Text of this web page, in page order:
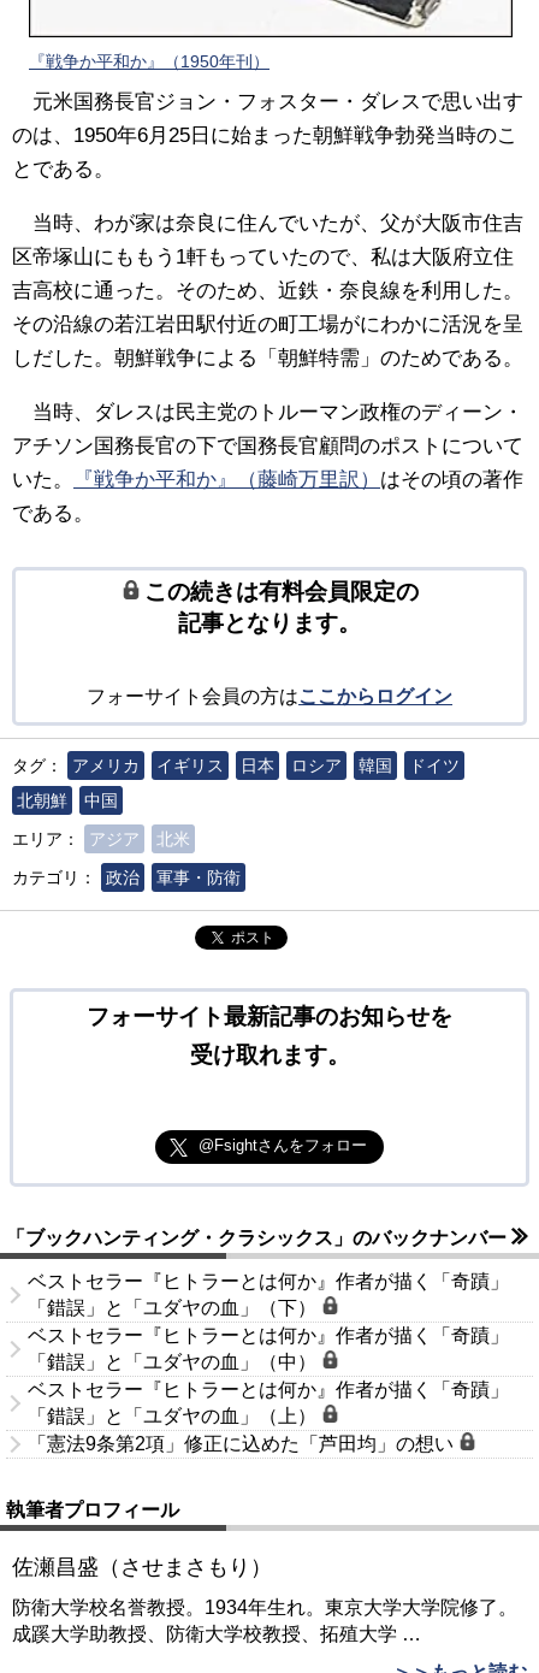
『戦争か平和か』（1950年刊）
元米国務長官ジョン・フォスター・ダレスで思い出す
のは、1950年6月25日に始まった朝鮮戦争勃発当時のこ
とである。
当時、わが家は奈良に住んでいたが、父が大阪市住吉
区帝塚山にももう1軒もっていたので、私は大阪府立住
吉高校に通った。そのため、近鉄・奈良線を利用した。
その沿線の若江岩田駅付近の町工場がにわかに活況を呈
しだした。朝鮮戦争による「朝鮮特需」のためである。
当時、ダレスは民主党のトルーマン政権のディーン・
アチソン国務長官の下で国務長官顧問のポストについて
いた。
『戦争か平和か』（藤崎万里訳） はその頃の著作
である。
この続きは有料会員限定の
記事となります。
フォーサイト会員の方はここからログイン
タグ： アメリカ イギリス 日本 ロシア 韓国
ドイツ
北朝鮮
中国
エリア：
アジア
北米
カテゴリ：
政治 軍事・防衛
ポスト
フォーサイト最新記事のお知らせを
受け取れます。
@Fsightさんをフォロー
「ブックハンティング・クラシックス」のバックナンバー
ベストセラー『ヒトラーとは何か』作者が描く「奇蹟」
「錯誤」と「ユダヤの血」（下）
ベストセラー『ヒトラーとは何か』作者が描く「奇蹟」
「錯誤」と「ユダヤの血」（中）
ベストセラー『ヒトラーとは何か』作者が描く「奇蹟」
「錯誤」と「ユダヤの血」（上）
「憲法9条第2項」修正に込めた「芦田均」の想い
執筆者プロフィール
佐瀬昌盛（させまさもり）
防衛大学校名誉教授。1934年生れ。東京大学大学院修了。
成蹊大学助教授、防衛大学校教授、拓殖大学 …